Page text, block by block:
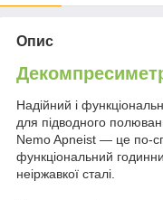
Опис
Надійний і
для підводного
Nemo Apneist — це по-
функціональний
неіржавкої сталі.